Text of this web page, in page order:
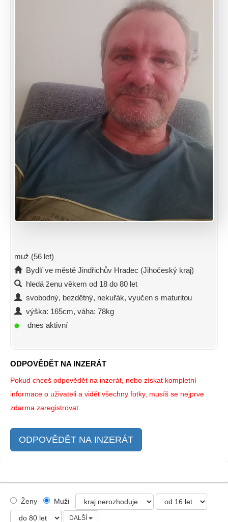
muž (56 let)
Bydlí ve městě Jindřichův Hradec (Jihočeský kraj)
hledá ženu věkem od 18 do 80 let
svobodný, bezdětný, nekuřák, vyučen s maturitou
výška: 165cm, váha: 78kg
dnes aktivní
ODPOVĚDĚT NA INZERÁT
Pokud chceš odpovědět na inzerát, nebo získat kompletní
informace o uživateli a vidět všechny fotky, musíš se nejprve
zdarma zaregistrovat.
ODPOVĚDĚT NA INZERÁT
Ženy Muži
DALŠÍ